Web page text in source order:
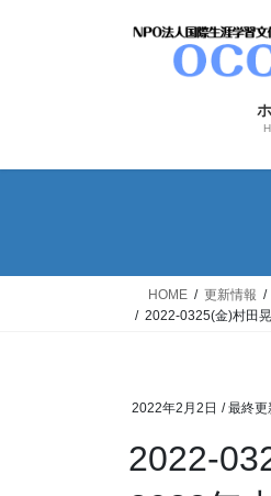
ス
ン
HOME 更新情報
2022-0325(金)村田
2022年2月2日 / 最終更
2022-